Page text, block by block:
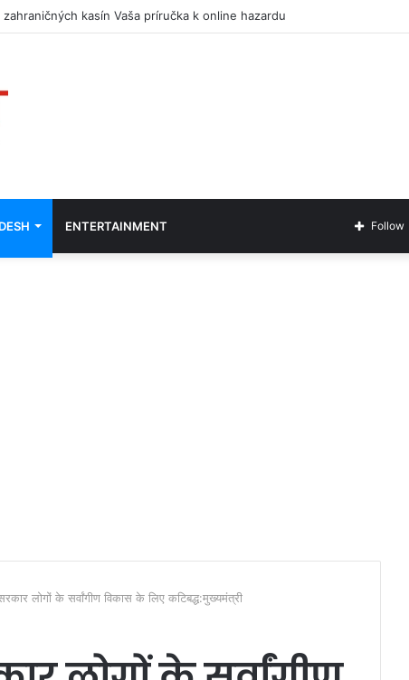
kasín Vaša príručka k online hazardu
ENTERTAINMENT Follow
लोगों के सर्वांगीण विकास के लिए कटिबद्ध:मुख्यमंत्री